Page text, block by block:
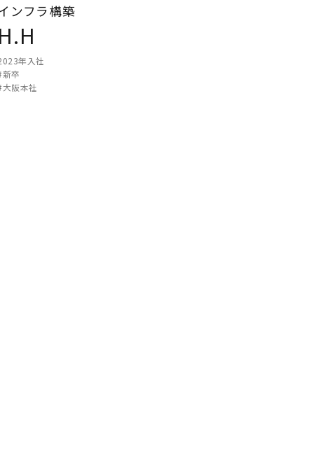
ンフラ構築
年入社
新卒
大阪本社